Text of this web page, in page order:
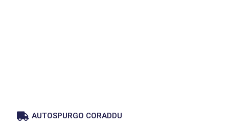
AUTOSPURGO CORADDU